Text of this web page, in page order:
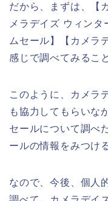
だから、まずは、【
メラデイズ ウィン
ムセール】【カメラ
感じで調べてみるこ
このように、カメラ
も協力してもらいな
セールについて調べ
ールの情報をみつけ
なので、今後、個人